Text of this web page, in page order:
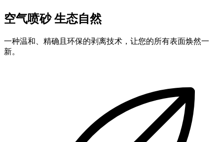
空气喷砂 生态自然
一种温和、精确且环保的剥离技术，让您的所有表面焕然一
新。